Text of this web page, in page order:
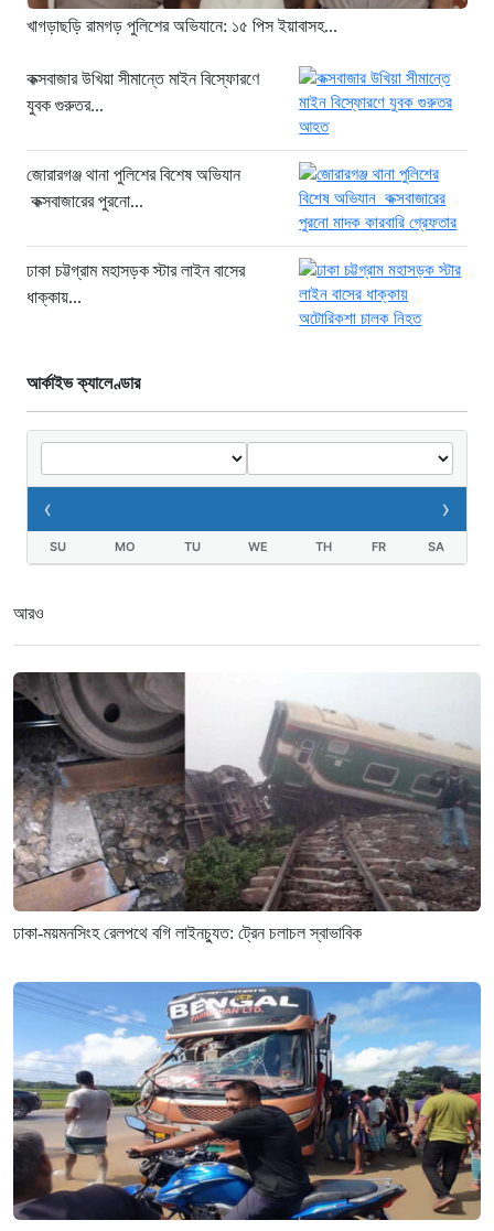
৯ ঘণ্টা আগে
সাকিবকে নিয়ে বিস্ফোরক আসিফ আকবর
“ইলিয়াস আলীকে অপহরণ-হত্যা মামলা:
সাইফুর রহমান গ্রেপ্তার হচ্ছেন”
খাগড়াছড়ি রামগড় পুলিশের অভিযানে: ১৫
পিস ইয়াবাসহ যুবক গ্রেপ্তার
খাগড়াছড়ি রামগড় পুলিশের অভিযানে: ১৫ পিস ইয়াবাসহ...
কক্সবাজার উখিয়া সীমান্তে মাইন বিস্ফোরণে
যুবক গুরুতর...
জোরারগঞ্জ থানা পুলিশের বিশেষ অভিযান
কক্সবাজারের পুরনো...
ঢাকা চট্টগ্রাম মহাসড়ক স্টার লাইন বাসের
ধাক্কায়...
আর্কাইভ ক্যালেণ্ডার
‹ ›
SU MO TU WE TH FR SA
আরও
ঢাকা-ময়মনসিংহ রেলপথে বগি লাইনচ্যুত: ট্রেন চলাচল স্বাভাবিক